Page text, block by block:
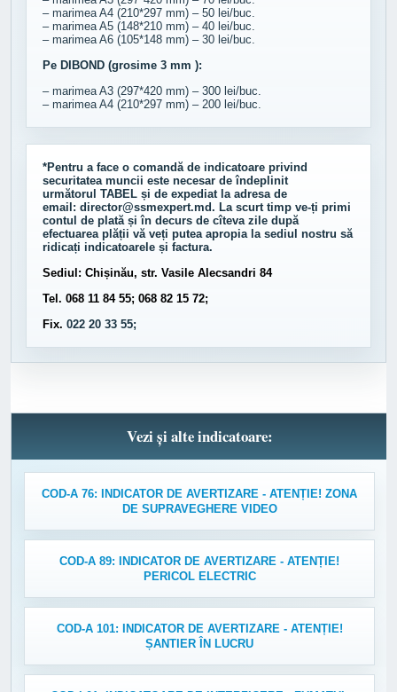
– marimea A4 (210*297 mm) – 50 lei/buc.
– marimea A5 (148*210 mm) – 40 lei/buc.
– marimea A6 (105*148 mm) – 30 lei/buc.
Pe DIBOND (grosime 3 mm ):
– marimea A3 (297*420 mm) – 300 lei/buc.
– marimea A4 (210*297 mm) – 200 lei/buc.
*Pentru a face o comandă de indicatoare privind
securitatea muncii este necesar de îndeplinit
următorul TABEL și de expediat la adresa de
email: director@ssmexpert.md. La scurt timp ve-ți primi
contul de plată și în decurs de cîteva zile după
efectuarea plății vă veți putea apropia la sediul nostru să
ridicați indicatoarele și factura.
Sediul: Chișinău, str. Vasile Alecsandri 84
Tel. 068 11 84 55; 068 82 15 72;
Fix. 022 20 33 55;
Vezi și alte indicatoare:
COD-A 76: INDICATOR DE AVERTIZARE - ATENȚIE! ZONA
DE SUPRAVEGHERE VIDEO
COD-A 89: INDICATOR DE AVERTIZARE - ATENȚIE!
PERICOL ELECTRIC
COD-A 101: INDICATOR DE AVERTIZARE - ATENȚIE!
ȘANTIER ÎN LUCRU